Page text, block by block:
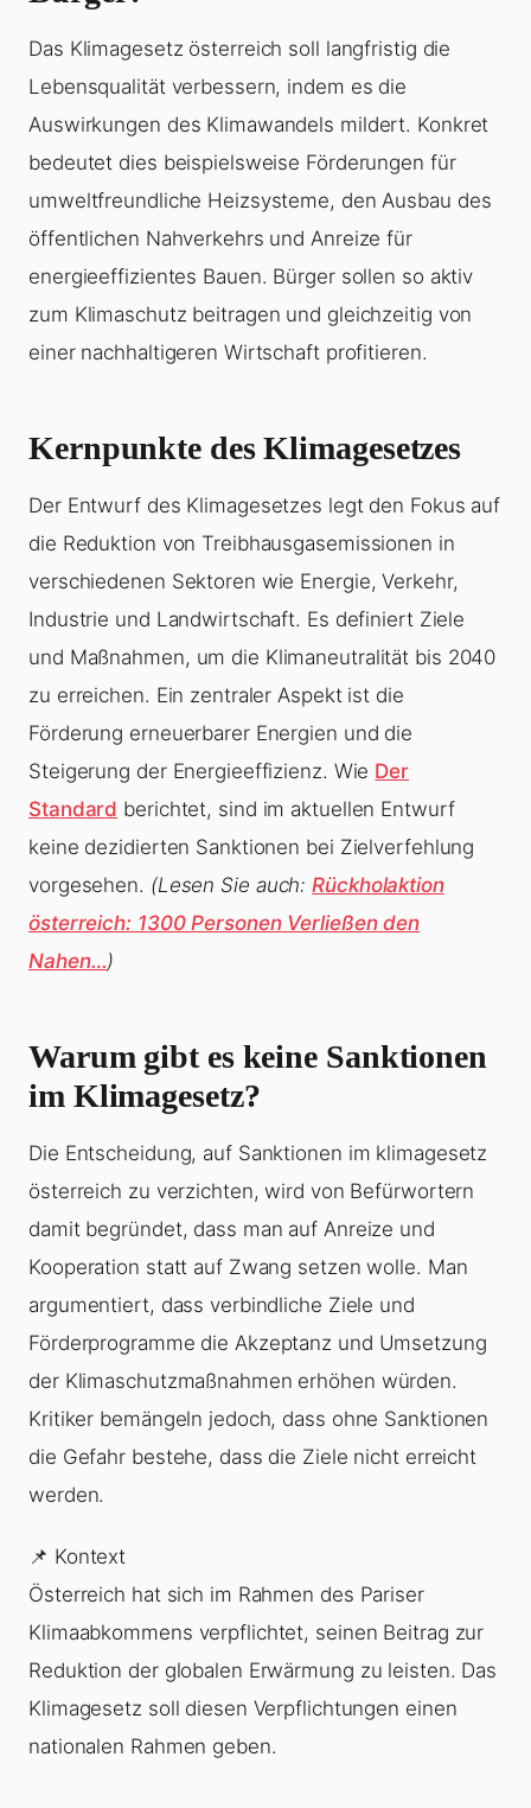
Das Klimagesetz österreich soll langfristig die
Lebensqualität verbessern, indem es die
Auswirkungen des Klimawandels mildert. Konkret
bedeutet dies beispielsweise Förderungen für
umweltfreundliche Heizsysteme, den Ausbau des
öffentlichen Nahverkehrs und Anreize für
energieeffizientes Bauen. Bürger sollen so aktiv
zum Klimaschutz beitragen und gleichzeitig von
einer nachhaltigeren Wirtschaft profitieren.
Kernpunkte des Klimagesetzes
Der Entwurf des Klimagesetzes legt den Fokus auf
die Reduktion von Treibhausgasemissionen in
verschiedenen Sektoren wie Energie, Verkehr,
Industrie und Landwirtschaft. Es definiert Ziele
und Maßnahmen, um die Klimaneutralität bis 2040
zu erreichen. Ein zentraler Aspekt ist die
Förderung erneuerbarer Energien und die
Steigerung der Energieeffizienz. Wie Der
Standard berichtet, sind im aktuellen Entwurf
keine dezidierten Sanktionen bei Zielverfehlung
vorgesehen. (Lesen Sie auch:Rückholaktion
österreich: 1300 Personen Verließen den
Nahen…)
Warum gibt es keine Sanktionen
im Klimagesetz?
Die Entscheidung, auf Sanktionen im klimagesetz
österreich zu verzichten, wird von Befürwortern
damit begründet, dass man auf Anreize und
Kooperation statt auf Zwang setzen wolle. Man
argumentiert, dass verbindliche Ziele und
Förderprogramme die Akzeptanz und Umsetzung
der Klimaschutzmaßnahmen erhöhen würden.
Kritiker bemängeln jedoch, dass ohne Sanktionen
die Gefahr bestehe, dass die Ziele nicht erreicht
werden.
📌 Kontext
Österreich hat sich im Rahmen des Pariser
Klimaabkommens verpflichtet, seinen Beitrag zur
Reduktion der globalen Erwärmung zu leisten. Das
Klimagesetz soll diesen Verpflichtungen einen
nationalen Rahmen geben.